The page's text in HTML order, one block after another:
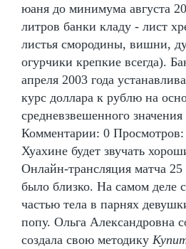
юаня до минимума августа
литров банки кладу - лист
листья смородины, вишни,
огурчики крепкие всегда).
апреля 2003 года
курс доллара к рублю на
средневзвешенного
Комментарии: 0
Хуахине будет звучать
Онлайн-трансляция матча
было близко. На самом деле
частью тела в парнях
попу. Ольга Александровна
создала свою методику